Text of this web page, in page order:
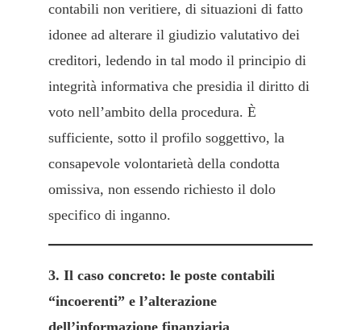
contabili non veritiere, di situazioni di fatto
idonee ad alterare il giudizio valutativo dei
creditori, ledendo in tal modo il principio di
integrità informativa che presidia il diritto di
voto nell’ambito della procedura. È
sufficiente, sotto il profilo soggettivo, la
consapevole volontarietà della condotta
omissiva, non essendo richiesto il dolo
specifico di inganno.
3. Il caso concreto: le poste contabili
“incoerenti” e l’alterazione
dell’informazione finanziaria